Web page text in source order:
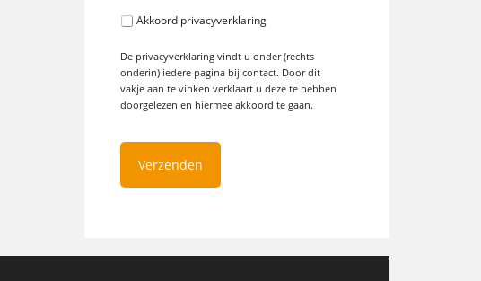
Akkoord privacyverklaring
De privacyverklaring vindt u onder (rechts
onderin) iedere pagina bij contact. Door dit
vakje aan te vinken verklaart u deze te hebben
doorgelezen en hiermee akkoord te gaan.